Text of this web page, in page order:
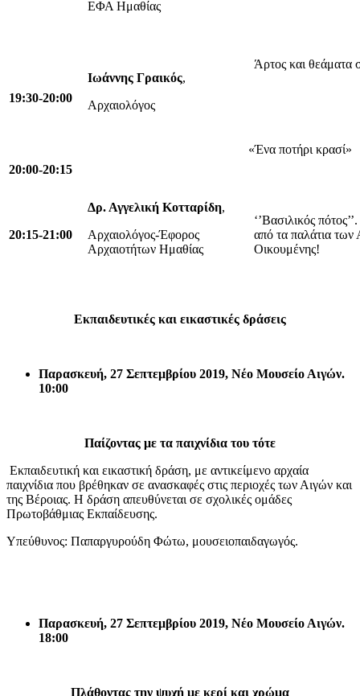
ΕΦΑ Ημαθίας
19:30-20:00
Ιωάννης Γραικός,
Αρχαιολόγος
Άρτος και θεάματα
20:00-20:15
«Ένα ποτήρι κρασί»
20:15-21:00
Δρ. Αγγελική Κοτταρίδη,
Αρχαιολόγος-Έφορος
Αρχαιοτήτων Ημαθίας
‘’Βασιλικός
από τα παλάτια των
Οικουμένης!
Εκπαιδευτικές και εικαστικές δράσεις
Παρασκευή, 27 Σεπτεμβρίου 2019, Νέο Μουσείο Αιγών.
10:00
Παίζοντας με τα παιχνίδια του τότε
Εκπαιδευτική και εικαστική δράση, με αντικείμενο αρχαία
παιχνίδια που βρέθηκαν σε ανασκαφές στις περιοχές των Αιγών και
της Βέροιας. Η δράση απευθύνεται σε σχολικές ομάδες
Πρωτοβάθμιας Εκπαίδευσης.
Υπεύθυνος: Παπαργυρούδη Φώτω, μουσειοπαιδαγωγός.
Παρασκευή, 27 Σεπτεμβρίου 2019, Νέο Μουσείο Αιγών.
18:00
Πλάθοντας την ψυχή με κερί και χρώμα